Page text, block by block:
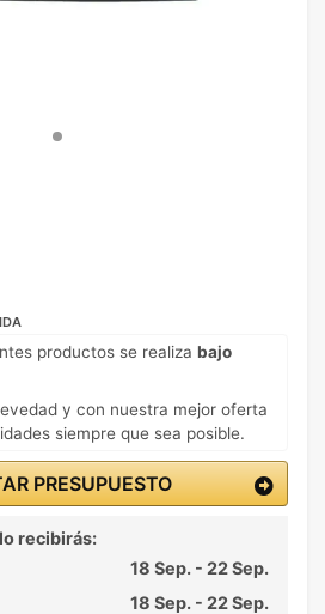
productos se realiza bajo
y con nuestra mejor oferta
siempre que sea posible.
PRESUPUESTO
recibirás:
18 Sep. - 22 Sep.
18 Sep. - 22 Sep.